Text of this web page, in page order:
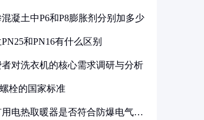
凝土中P6和P8膨胀剂分别加多少
和PN16有什么区别
对洗衣机的核心需求调研与分析
栓的国家标准
电热取暖器是否符合防爆电气设